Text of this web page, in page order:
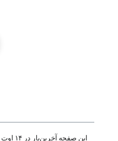
این صفحه آخرین‌بار در ‏۱۴ اوت ۲۰۲۴ ساعت ‏۱۷:۱۹ ویرایش شده‌است.